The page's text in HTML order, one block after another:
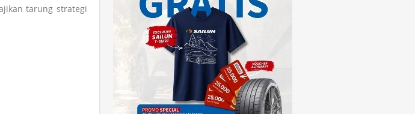
tarung strategi